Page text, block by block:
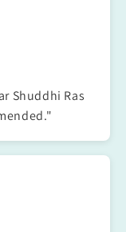
Shuddhi Ras